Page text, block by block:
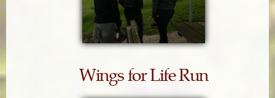
Wings for Life Run